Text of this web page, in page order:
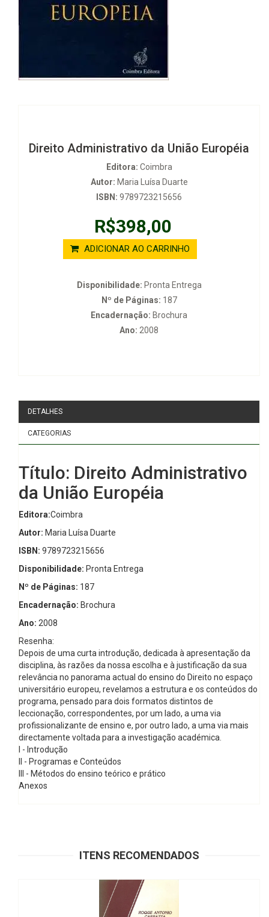
Direito Administrativo da União Européia
Editora: Coimbra
Autor: Maria Luísa Duarte
ISBN: 9789723215656
R$398,00
ADICIONAR AO CARRINHO
Disponibilidade: Pronta Entrega
Nº de Páginas: 187
Encadernação: Brochura
Ano: 2008
DETALHES
CATEGORIAS
Título: Direito Administrativo
da União Européia
Editora:Coimbra
Autor: Maria Luísa Duarte
ISBN: 9789723215656
Disponibilidade: Pronta Entrega
Nº de Páginas: 187
Encadernação: Brochura
Ano: 2008
Resenha:
Depois de uma curta introdução, dedicada à apresentação da
disciplina, às razões da nossa escolha e à justificação da sua
relevância no panorama actual do ensino do Direito no espaço
universitário europeu, revelamos a estrutura e os conteúdos do
programa, pensado para dois formatos distintos de
leccionação, correspondentes, por um lado, a uma via
profissionalizante de ensino e, por outro lado, a uma via mais
directamente voltada para a investigação académica.
I - Introdução
II - Programas e Conteúdos
III - Métodos do ensino teórico e prático
Anexos
ITENS RECOMENDADOS